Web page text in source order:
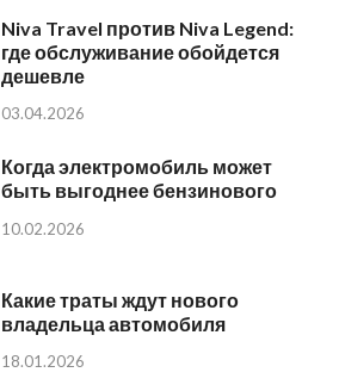
Niva Travel против Niva Legend:
где обслуживание обойдется
дешевле
03.04.2026
Когда электромобиль может
быть выгоднее бензинового
10.02.2026
Какие траты ждут нового
владельца автомобиля
18.01.2026